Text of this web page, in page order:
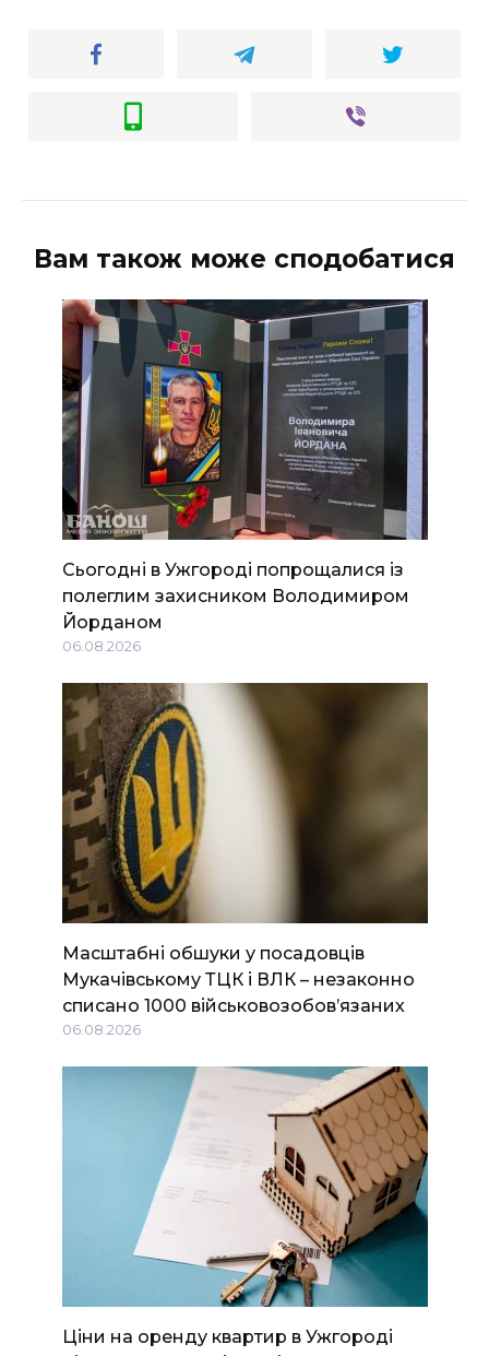
Вам також може сподобатися
Сьогодні в Ужгороді попрощалися із
полеглим захисником Володимиром
Йорданом
06.08.2026
Масштабні обшуки у посадовців
Мукачівському ТЦК і ВЛК – незаконно
списано 1000 військовозобов’язаних
06.08.2026
Ціни на оренду квартир в Ужгороді